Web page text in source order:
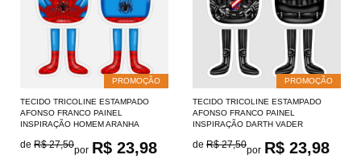
PROMOÇÃO
TECIDO TRICOLINE ESTAMPADO
AFONSO FRANCO PAINEL
INSPIRAÇÃO HOMEM ARANHA
de R$ 27,50por R$ 23,98
PROMOÇÃO
TECIDO TRICOLINE ESTAMPADO
AFONSO FRANCO PAINEL
INSPIRAÇÃO DARTH VADER
de R$ 27,50por R$ 23,98